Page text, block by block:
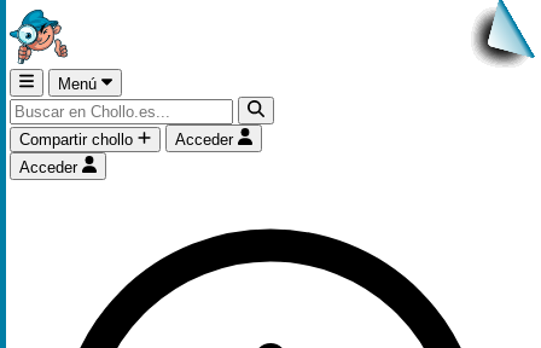
Menú
Compartir chollo
Acceder
Acceder